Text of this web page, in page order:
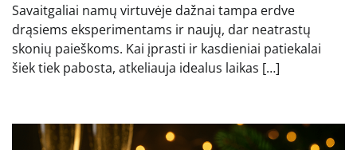
Savaitgaliai namų virtuvėje dažnai tampa erdve
drąsiems eksperimentams ir naujų, dar neatrastų
skonių paieškoms. Kai įprasti ir kasdieniai patiekalai
šiek tiek pabosta, atkeliauja idealus laikas […]